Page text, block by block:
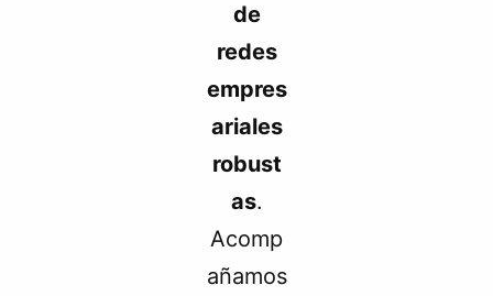
de
redes
empres
ariales
robust
as.
Acomp
añamos